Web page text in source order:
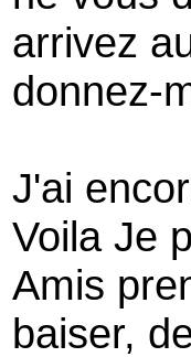
arrivez
donnez-
J'ai
Voila Je
Amis
baiser,